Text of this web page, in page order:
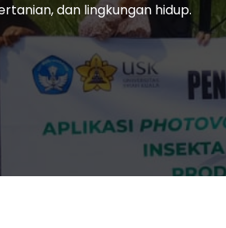
dan lingkungan hidup.